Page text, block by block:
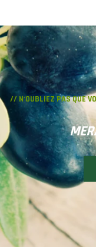
// N'OUBLIEZ PAS QUE